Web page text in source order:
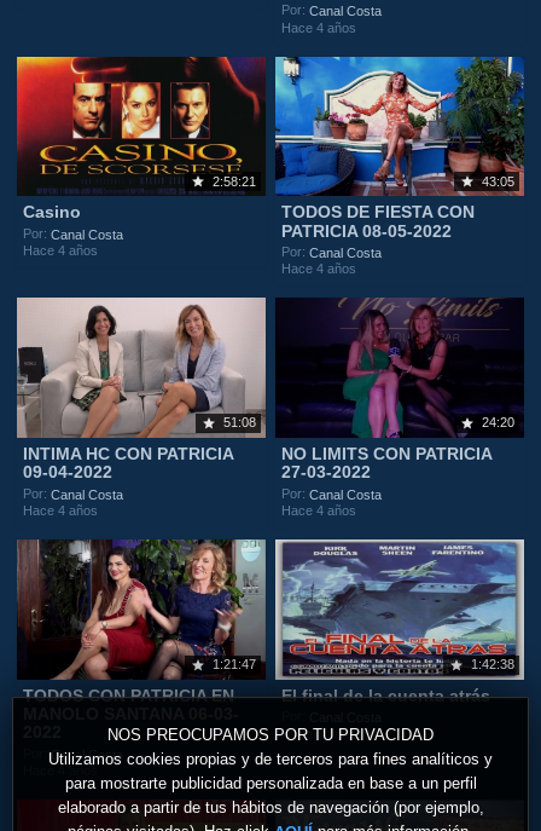
NOS PREOCUPAMOS POR TU PRIVACIDAD
Utilizamos cookies propias y de terceros para fines analíticos y
para mostrarte publicidad personalizada en base a un perfil
elaborado a partir de tus hábitos de navegación (por ejemplo,
Por:Canal Costa
Hace 4 años
2:58:21
Casino
Por:Canal Costa
Hace 4 años
43:05
TODOS DE FIESTA CON
PATRICIA 08-05-2022
Por:Canal Costa
Hace 4 años
51:08
INTIMA HC CON PATRICIA
09-04-2022
Por:Canal Costa
Hace 4 años
24:20
NO LIMITS CON PATRICIA
27-03-2022
Por:Canal Costa
Hace 4 años
1:21:47
TODOS CON PATRICIA EN
Por:Canal Costa
1:42:38
El final de la cuenta atrás
Hace 4 años